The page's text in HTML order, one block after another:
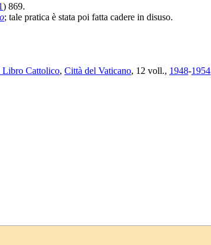
) 869.
; tale pratica è stata poi fatta cadere in disuso.
Libro Cattolico, Città del Vaticano, 12 voll., 1948-1954